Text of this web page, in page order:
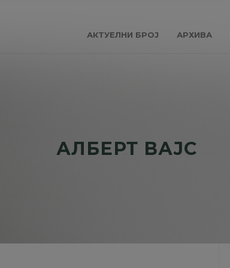
АКТУЕЛНИ БРОЈ АРХИВА
АЛБЕРТ ВАЈС